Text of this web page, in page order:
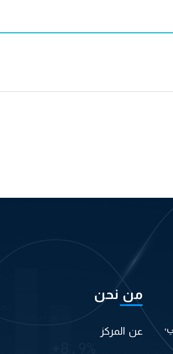
من نحن
عن المركز